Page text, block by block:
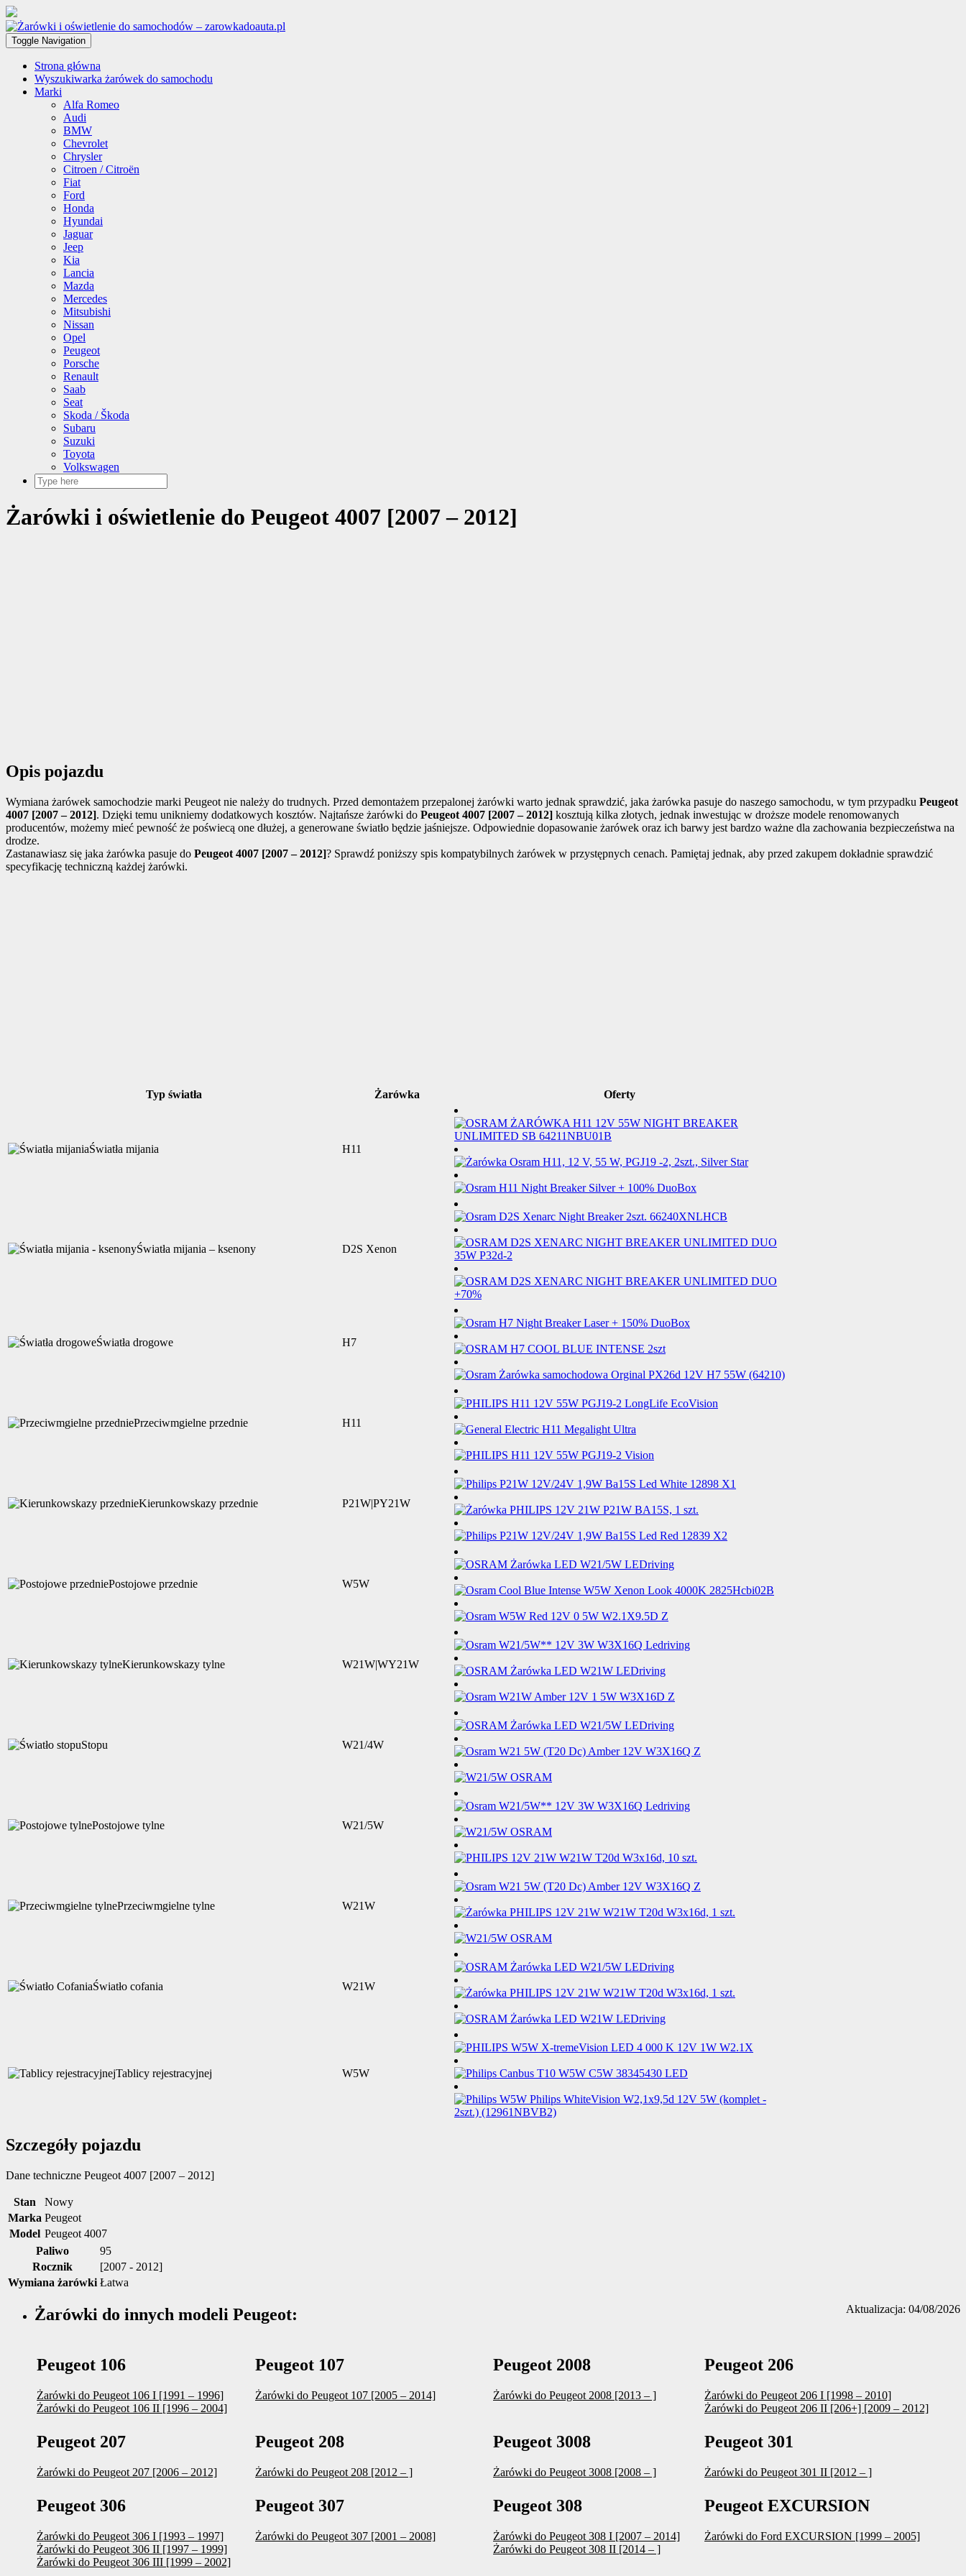
Toggle Navigation
Strona główna
Wyszukiwarka żarówek do samochodu
Marki
Alfa Romeo
Audi
BMW
Chevrolet
Chrysler
Citroen / Citroën
Fiat
Ford
Honda
Hyundai
Jaguar
Jeep
Kia
Lancia
Mazda
Mercedes
Mitsubishi
Nissan
Opel
Peugeot
Porsche
Renault
Saab
Seat
Skoda / Škoda
Subaru
Suzuki
Toyota
Volkswagen
Żarówki i oświetlenie do Peugeot 4007 [2007 – 2012]
Opis pojazdu
Wymiana żarówek samochodzie marki Peugeot nie należy do trudnych. Przed demontażem przepalonej żarówki warto jednak sprawdzić, jaka żarówka pasuje do naszego samochodu, w tym przypadku Peugeot
4007 [2007 – 2012]. Dzięki temu unikniemy dodatkowych kosztów. Najtańsze żarówki do Peugeot 4007 [2007 – 2012] kosztują kilka złotych, jednak inwestując w droższe modele renomowanych
producentów, możemy mieć pewność że poświecą one dłużej, a generowane światło będzie jaśniejsze. Odpowiednie dopasowanie żarówek oraz ich barwy jest bardzo ważne dla zachowania bezpieczeństwa na
drodze.
Zastanawiasz się jaka żarówka pasuje do Peugeot 4007 [2007 – 2012]? Sprawdź poniższy spis kompatybilnych żarówek w przystępnych cenach. Pamiętaj jednak, aby przed zakupem dokładnie sprawdzić
specyfikację techniczną każdej żarówki.
Typ światła Żarówka Oferty
Światła mijania H11
Światła mijania – ksenony D2S Xenon
Światła drogowe H7
Przeciwmgielne przednie H11
Kierunkowskazy przednie P21W|PY21W
Postojowe przednie W5W
Kierunkowskazy tylne W21W|WY21W
Stopu W21/4W
Postojowe tylne W21/5W
Przeciwmgielne tylne W21W
Światło cofania W21W
Tablicy rejestracyjnej W5W
Szczegóły pojazdu
Dane techniczne Peugeot 4007 [2007 – 2012]
Stan
Nowy
Marka Peugeot
Model Peugeot 4007
Paliwo
95
Rocznik
[2007 - 2012]
Wymiana żarówki Łatwa
Aktualizacja: 04/08/2026
Żarówki do innych modeli Peugeot:
Peugeot 106
Żarówki do Peugeot 106 I [1991 – 1996]
Żarówki do Peugeot 106 II [1996 – 2004]
Peugeot 107
Żarówki do Peugeot 107 [2005 – 2014]
Peugeot 2008
Żarówki do Peugeot 2008 [2013 – ]
Peugeot 206
Żarówki do Peugeot 206 I [1998 – 2010]
Żarówki do Peugeot 206 II [206+] [2009 – 2012]
Peugeot 207
Żarówki do Peugeot 207 [2006 – 2012]
Peugeot 208
Żarówki do Peugeot 208 [2012 – ]
Peugeot 3008
Żarówki do Peugeot 3008 [2008 – ]
Peugeot 301
Żarówki do Peugeot 301 II [2012 – ]
Peugeot 306
Żarówki do Peugeot 306 I [1993 – 1997]
Żarówki do Peugeot 306 II [1997 – 1999]
Żarówki do Peugeot 306 III [1999 – 2002]
Peugeot 307
Żarówki do Peugeot 307 [2001 – 2008]
Peugeot 308
Żarówki do Peugeot 308 I [2007 – 2014]
Żarówki do Peugeot 308 II [2014 – ]
Peugeot EXCURSION
Żarówki do Ford EXCURSION [1999 – 2005]